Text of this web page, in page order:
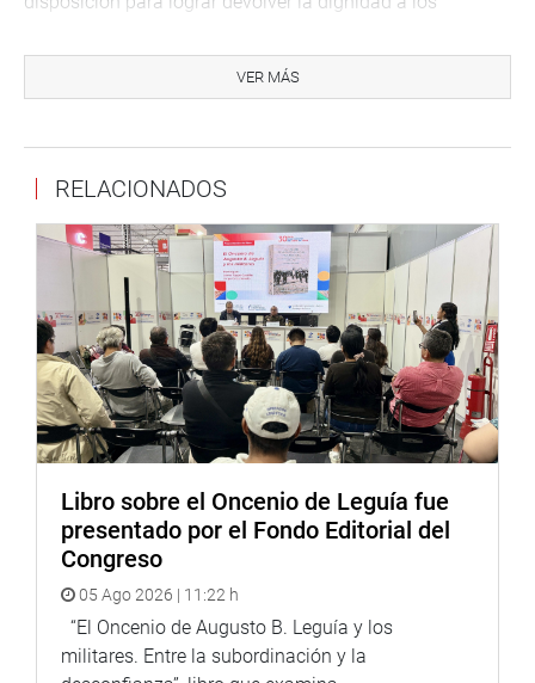
cuenta con 50 años de antigüedad”, aseveró. Elías Varas
Meléndez, ejerciendo el liderazgo al servicio del pueblo.
VER MÁS
RELACIONADOS
Libro sobre el Oncenio de Leguía fue
presentado por el Fondo Editorial del
Congreso
05 Ago 2026 | 11:22 h
“El Oncenio de Augusto B. Leguía y los
militares. Entre la subordinación y la